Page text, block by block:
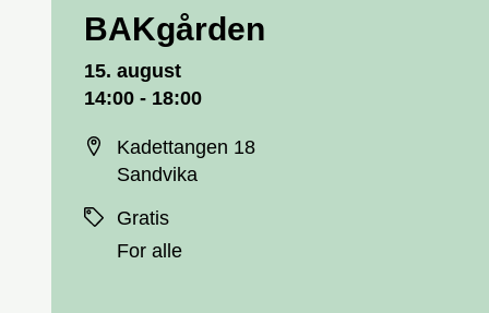
BAKgården
15. august
14:00 - 18:00
Kadettangen 18
Sandvika
Gratis
For alle